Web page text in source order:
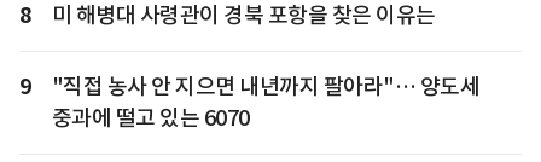
8 미 해병대 사령관이 경북 포항을 찾은 이유는
9
"직접 농사 안 지으면 내년까지 팔아라"… 양도세
중과에 떨고 있는 6070